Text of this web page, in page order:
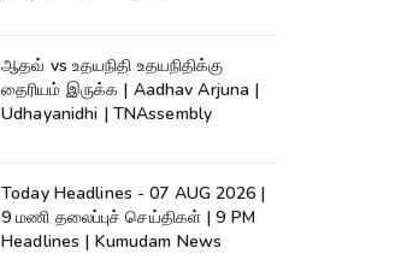
ஆதவ் vs உதயநிதி உதயநிதிக்கு
தைரியம் இருக்க | Aadhav Arjuna |
Udhayanidhi | TNAssembly
Today Headlines - 07 AUG 2026 |
9 மணி தலைப்புச் செய்திகள் | 9 PM
Headlines | Kumudam News